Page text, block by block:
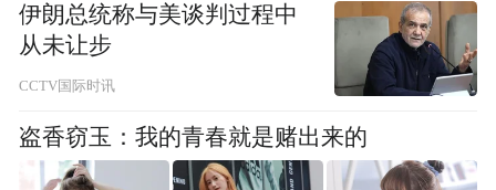
伊朗总统称与美谈判过程中
从未让步
CCTV国际时讯
盗香窃玉：我的青春就是赌出来的